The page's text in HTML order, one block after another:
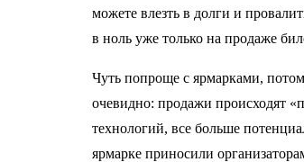
можете влезть в долги и
в ноль уже только на продаже
Чуть попроще с ярмарками,
очевидно: продажи происходят
технологий, все больше
ярмарке приносили